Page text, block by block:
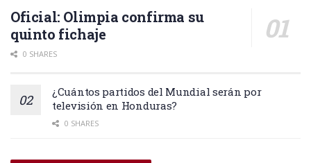
Oficial: Olimpia confirma su
quinto fichaje
0 SHARES
¿Cuántos partidos del Mundial serán por
televisión en Honduras?
0 SHARES